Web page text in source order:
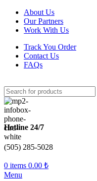
About Us
Our Partners
Work With Us
Track You Order
Contact Us
FAQs
Hotline 24/7
(505) 285-5028
0 items 0.00 ₺
Menu